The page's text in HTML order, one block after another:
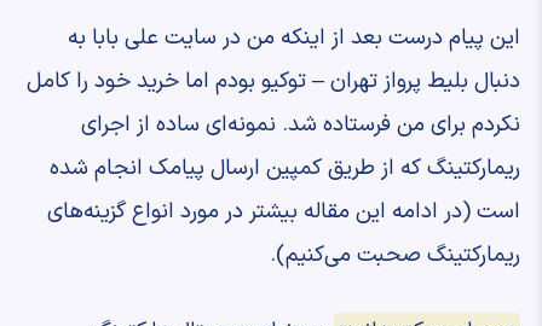
این پیام درست بعد از اینکه من در سایت علی بابا به
دنبال بلیط پرواز تهران – توکیو بودم اما خرید خود را کامل
نکردم برای من فرستاده شد. نمونه‌ای ساده از اجرای
ریمارکتینگ که از طریق کمپین ارسال پیامک انجام شده
است (در ادامه این مقاله بیشتر در مورد انواع گزینه‌های
ریمارکتینگ صحبت می‌کنیم).